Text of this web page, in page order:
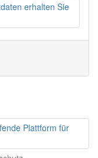
erhalten Sie
Plattform für